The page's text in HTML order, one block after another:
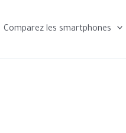
Comparez les smartphones